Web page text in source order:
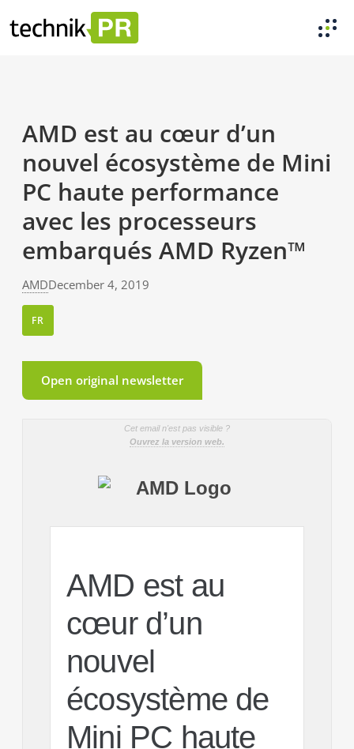
AMD est au cœur d’un
nouvel écosystème de Mini
PC haute performance
avec les processeurs
embarqués AMD Ryzen™
AMDDecember 4, 2019
FR
Open original newsletter